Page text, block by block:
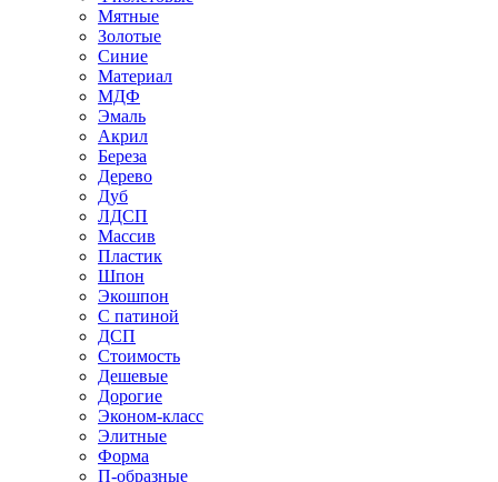
Мятные
Золотые
Синие
Материал
МДФ
Эмаль
Акрил
Береза
Дерево
Дуб
ЛДСП
Массив
Пластик
Шпон
Экошпон
С патиной
ДСП
Стоимость
Дешевые
Дорогие
Эконом-класс
Элитные
Форма
П-образные